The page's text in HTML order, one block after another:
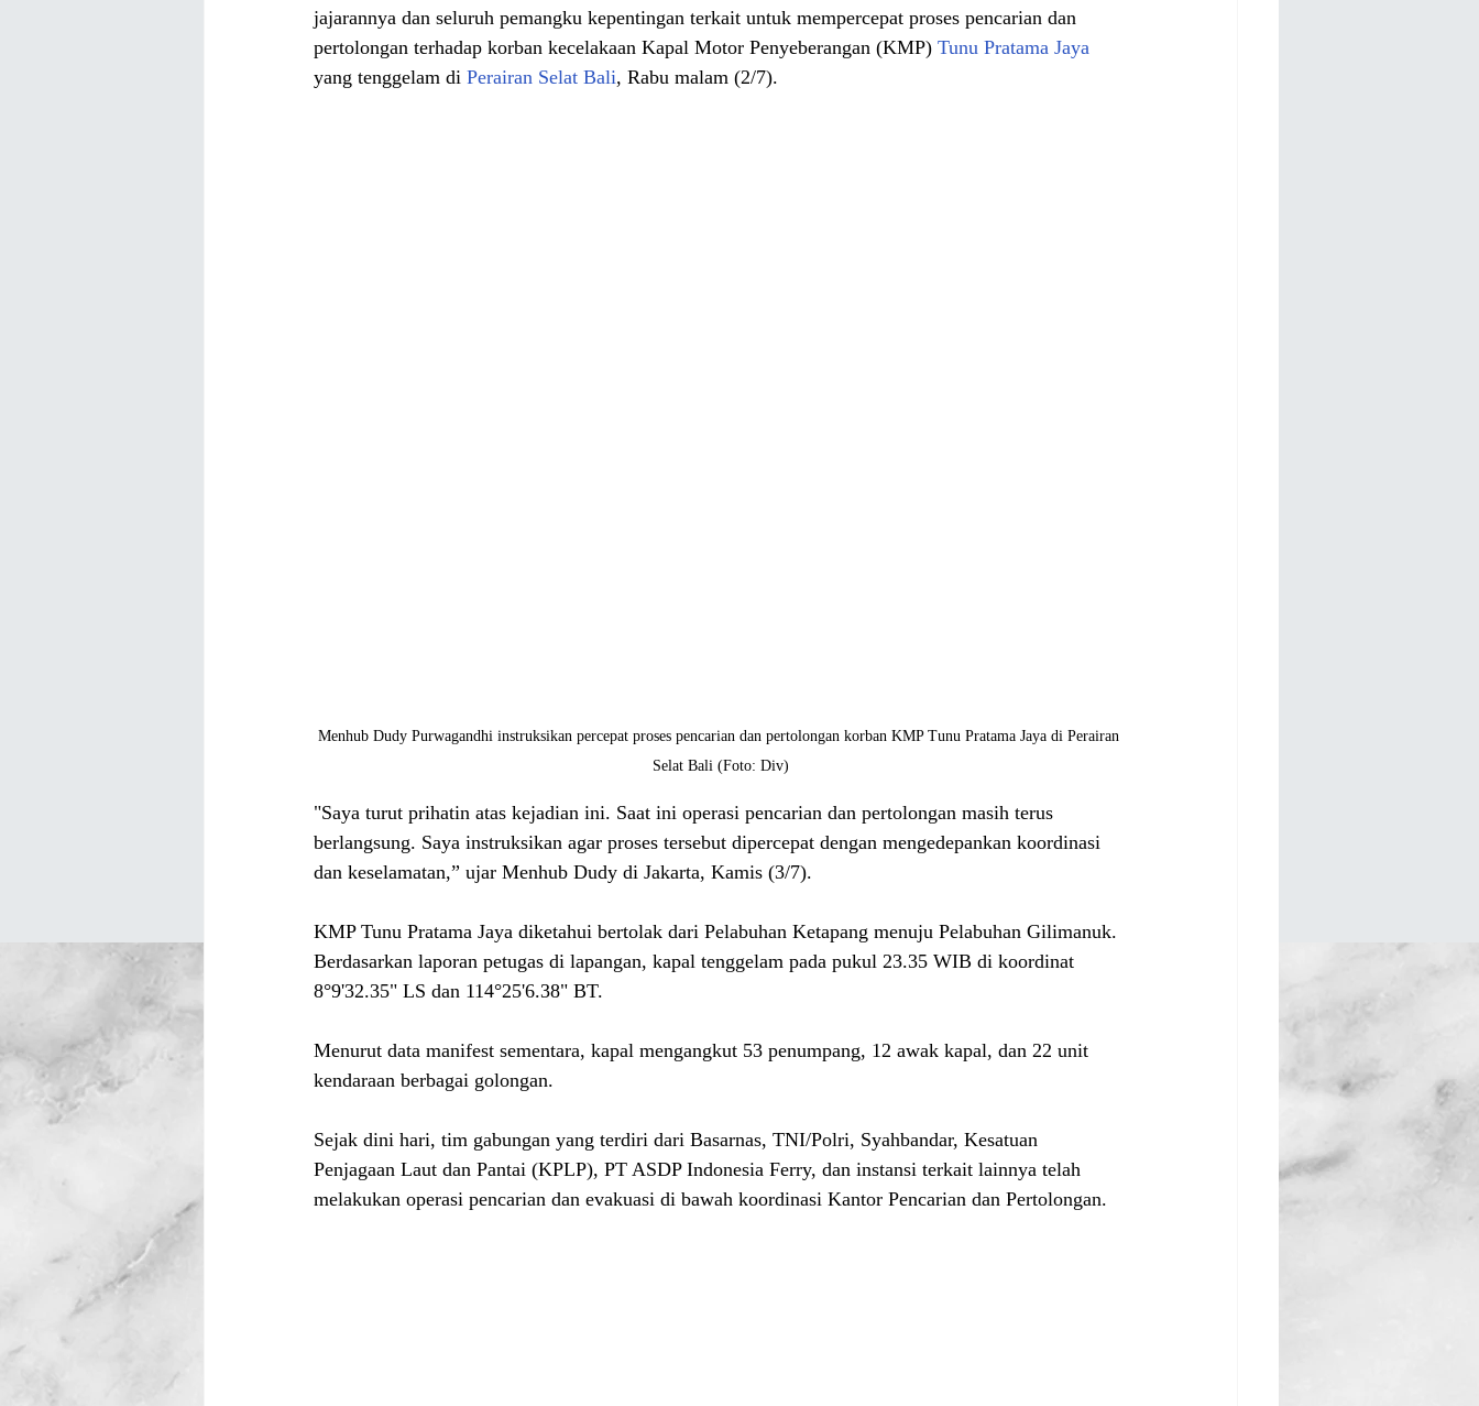
Pendidikan Perguruan Tinggi Sejarah Pemerintah
jajarannya dan seluruh pemangku kepentingan terkait untuk mempercepat proses pencarian dan
pertolongan terhadap korban kecelakaan Kapal Motor Penyeberangan (KMP) Tunu Pratama Jaya
yang tenggelam di Perairan Selat Bali, Rabu malam (2/7).
Menhub Dudy Purwagandhi instruksikan percepat proses pencarian dan pertolongan korban KMP Tunu Pratama Jaya di Perairan
Selat Bali (Foto: Div)
"Saya turut prihatin atas kejadian ini. Saat ini operasi pencarian dan pertolongan masih terus
berlangsung. Saya instruksikan agar proses tersebut dipercepat dengan mengedepankan koordinasi
dan keselamatan,” ujar Menhub Dudy di Jakarta, Kamis (3/7).
KMP Tunu Pratama Jaya diketahui bertolak dari Pelabuhan Ketapang menuju Pelabuhan Gilimanuk.
Berdasarkan laporan petugas di lapangan, kapal tenggelam pada pukul 23.35 WIB di koordinat
8°9'32.35" LS dan 114°25'6.38" BT.
Menurut data manifest sementara, kapal mengangkut 53 penumpang, 12 awak kapal, dan 22 unit
kendaraan berbagai golongan.
Sejak dini hari, tim gabungan yang terdiri dari Basarnas, TNI/Polri, Syahbandar, Kesatuan
Penjagaan Laut dan Pantai (KPLP), PT ASDP Indonesia Ferry, dan instansi terkait lainnya telah
melakukan operasi pencarian dan evakuasi di bawah koordinasi Kantor Pencarian dan Pertolongan.